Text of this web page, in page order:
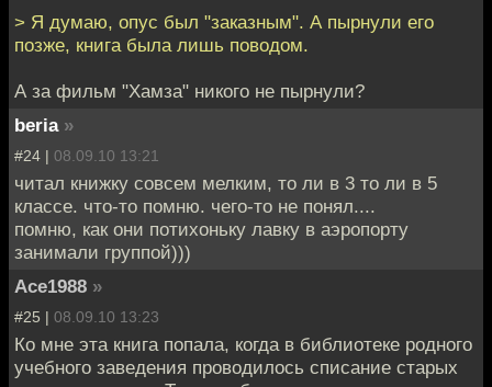
> Я думаю, опус был "заказным". А пырнули его
позже, книга была лишь поводом.
А за фильм "Хамза" никого не пырнули?
beria »
#24 | 08.09.10 13:21
читал книжку совсем мелким, то ли в 3 то ли в 5
классе. что-то помню. чего-то не понял....
помню, как они потихоньку лавку в аэропорту
занимали группой)))
Ace1988 »
#25 | 08.09.10 13:23
Ко мне эта книга попала, когда в библиотеке родного
учебного заведения проводилось списание старых